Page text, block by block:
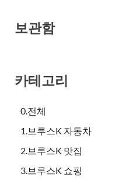
보관함
카테고리
0.전체
1.브루스K 자동차
2.브루스K 맛집
3.브루스K 쇼핑